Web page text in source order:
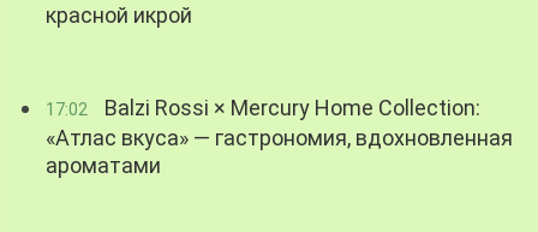
красной икрой
17:02
Balzi Rossi × Mercury Home Collection:
«Атлас вкуса» — гастрономия, вдохновленная
ароматами